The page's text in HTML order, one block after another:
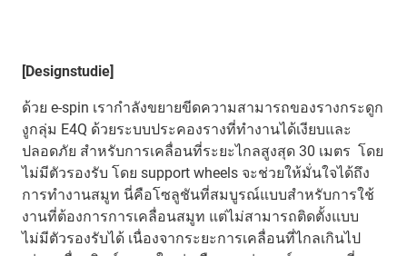
[Designstudie]
ด้วย e-spin เรากำลังขยายขีดความสามารถของรางกระดูก
งูกลุ่ม E4Q ด้วยระบบประคองรางที่ทำงานได้เงียบและ
ปลอดภัย สำหรับการเคลื่อนที่ระยะไกลสูงสุด 30 เมตร โดย
ไม่มีตัวรองรับ โดย support wheels จะช่วยให้มั่นใจได้ถึง
การทำงานสมูท นี่คือโซลูชันที่สมบูรณ์แบบสำหรับการใช้
งานที่ต้องการการเคลื่อนสมูท แต่ไม่สามารถติดตั้งแบบ
ไม่มีตัวรองรับได้ เนื่องจากระยะการเคลื่อนที่ไกลเกินไป